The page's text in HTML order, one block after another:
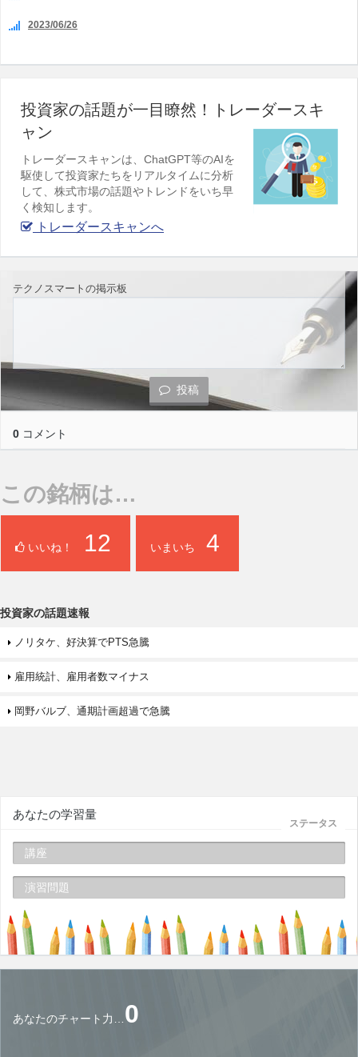
2023/06/26
投資家の話題が一目瞭然！トレーダースキ
ャン
トレーダースキャンは、ChatGPT等のAIを
駆使して投資家たちをリアルタイムに分析
して、株式市場の話題やトレンドをいち早
く検知します。
トレーダースキャンへ
テクノスマートの掲示板
投稿
0 コメント
この銘柄は…
いいね！ 12 いまいち 4
投資家の話題速報
ノリタケ、好決算でPTS急騰
雇用統計、雇用者数マイナス
岡野バルブ、通期計画超過で急騰
ステータス
あなたの学習量
講座
演習問題
あなたのチャート力… 0